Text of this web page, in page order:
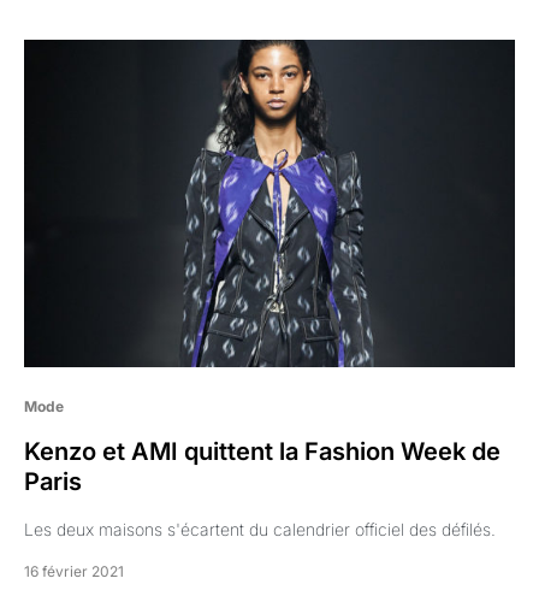
Mode
Kenzo et AMI quittent la Fashion Week de
Paris
Les deux maisons s'écartent du calendrier officiel des défilés.
16 février 2021